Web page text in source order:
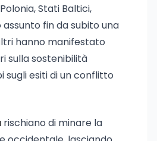
Stati Baltici,
fin da subito una
hanno manifestato
sulla sostenibilità
sugli esiti di un conflitto
rischiano di minare la